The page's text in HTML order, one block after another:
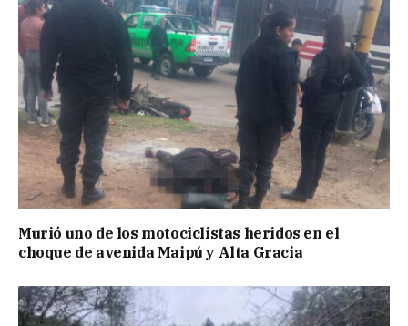
Murió uno de los motociclistas heridos en el
choque de avenida Maipú y Alta Gracia